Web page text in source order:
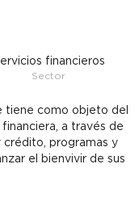
financieros
Sector
tiene como objeto del
a través de
programas y
el bienvivir de sus